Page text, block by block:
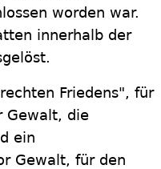
worden war.
innerhalb der
Friedens", für
Gewalt, die
ein
Gewalt, für den